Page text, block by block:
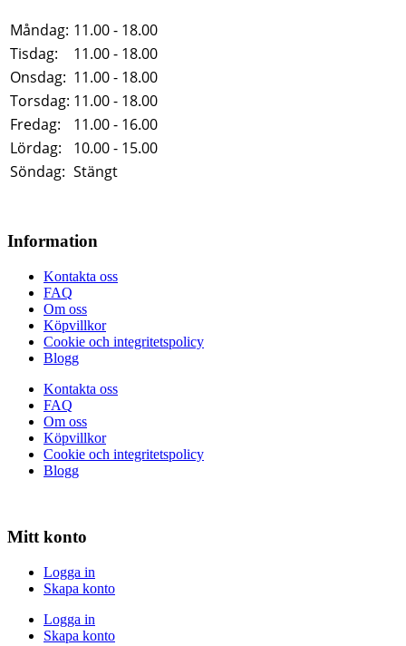
Måndag: 11.00 - 18.00
Tisdag:
11.00 - 18.00
Onsdag: 11.00 - 18.00
Torsdag: 11.00 - 18.00
Fredag:
11.00 - 16.00
Lördag:
10.00 - 15.00
Söndag: Stängt
Information
Kontakta oss
FAQ
Om oss
Köpvillkor
Cookie och integritetspolicy
Blogg
Kontakta oss
FAQ
Om oss
Köpvillkor
Cookie och integritetspolicy
Blogg
Mitt konto
Logga in
Skapa konto
Logga in
Skapa konto